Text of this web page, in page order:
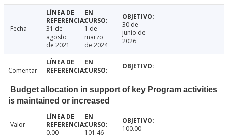
Fecha
31 de
agosto
de 2021
1 de
marzo
de 2024
30 de
junio de
2026
Comentar
Budget allocation in support of key Program activities
is maintained or increased
Valor
0.00
101.46 100.00